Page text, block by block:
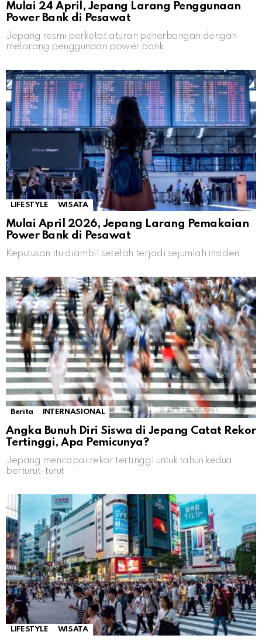
Mulai 24 April, Jepang Larang Penggunaan
Power Bank di Pesawat
Jepang resmi perketat aturan penerbangan dengan
melarang penggunaan power bank
LIFESTYLE WISATA
Mulai April 2026, Jepang Larang Pemakaian
Power Bank di Pesawat
Keputusan itu diambil setelah terjadi sejumlah insiden
Berita INTERNASIONAL
Angka Bunuh Diri Siswa di Jepang Catat Rekor
Tertinggi, Apa Pemicunya?
Jepang mencapai rekor tertinggi untuk tahun kedua
berturut-turut
LIFESTYLE WISATA